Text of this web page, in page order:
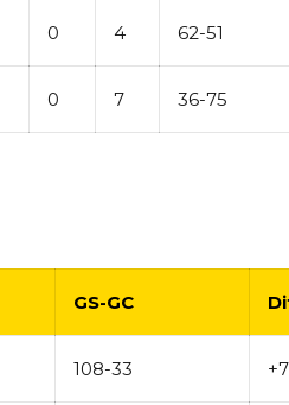
0 4 62-51
0 7 36-75
GS-GC
108-33